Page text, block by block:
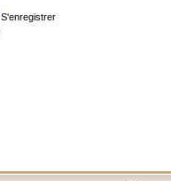
S'enregistrer